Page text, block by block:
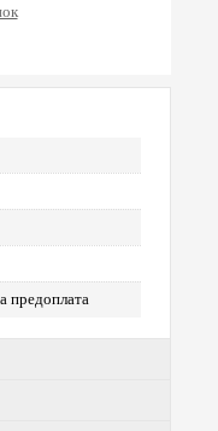
предоплата